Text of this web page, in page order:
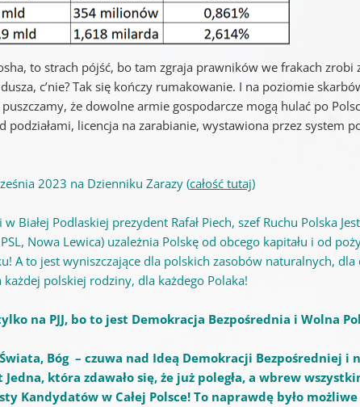
to strach pójść, bo tam zgraja prawników we frakach zrobi
c’nie? Tak się kończy rumakowanie. I na poziomie
że dowolne armie gospodarcze mogą hulać po
podziałami, licencja na zarabianie, wystawiona przez system
2023 na Dzienniku Zarazy (całość tutaj)
Podlaskiej prezydent Rafał Piech, szef Ruchu Polska Jest
Nowa Lewica) uzależnia Polskę od obcego kapitału i od
A to jest wyniszczające dla polskich zasobów naturalnych, dla
polskiej rodziny, dla każdego Polaka!
na PJJ, bo to jest Demokracja Bezpośrednia i Wolna
Bóg – czuwa nad Ideą Demokracji Bezpośredniej i
która zdawało się, że już poległa, a wbrew
Kandydatów w Całej Polsce! To naprawdę było